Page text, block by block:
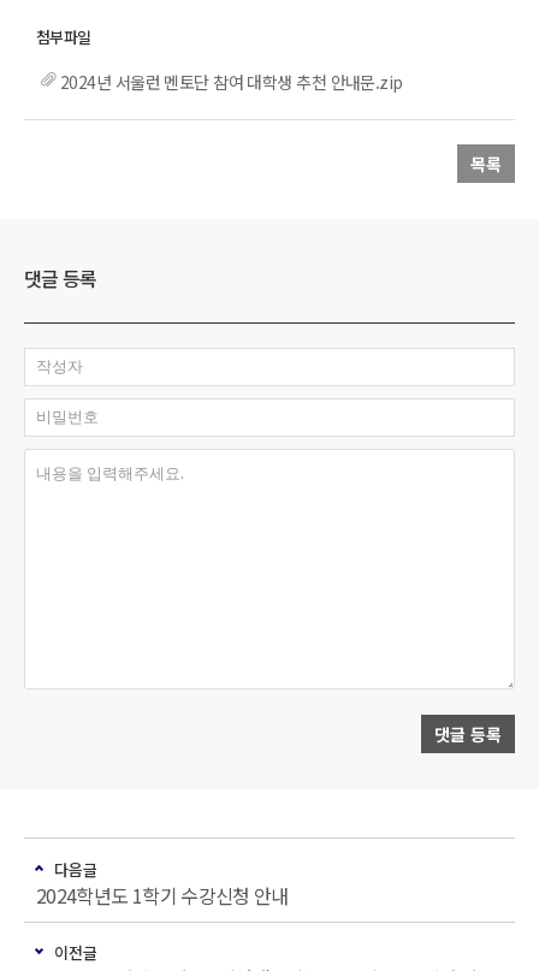
2024년 서울런 멘토단 참여 대학생 추천 안내문.zip
목록
댓글 등록
작성자
비밀번호
내용을 입력해주세요.
댓글 등록
다음글
2024학년도 1학기 수강신청 안내
이전글